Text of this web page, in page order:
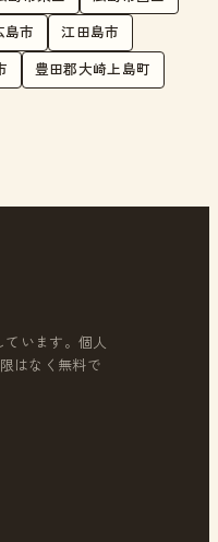
島市 江田島市
豊田郡大崎上島町
います。個人
はなく無料で